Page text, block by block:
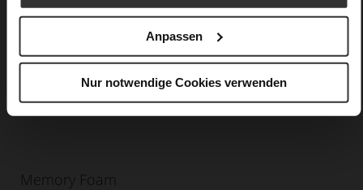
Anpassen
Nur notwendige Cookies verwenden
Memory Foam